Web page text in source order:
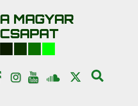
A MAGYAR
CSAPAT